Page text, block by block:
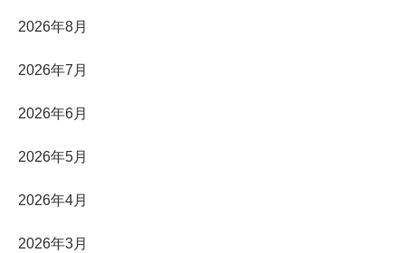
2026年8月
2026年7月
2026年6月
2026年5月
2026年4月
2026年3月